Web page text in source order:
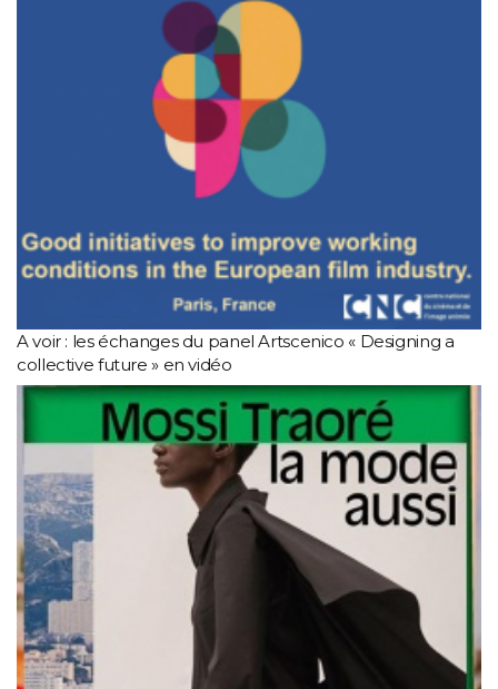
A voir : les échanges du panel Artscenico « Designing a
collective future » en vidéo